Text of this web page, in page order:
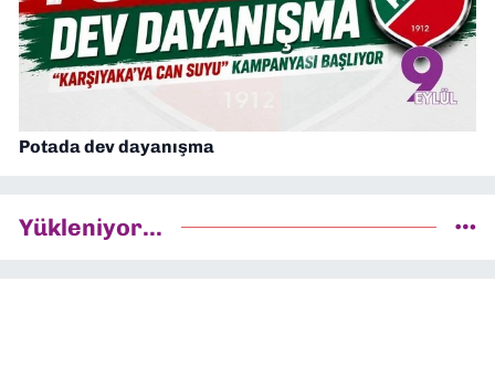
Potada dev dayanışma
Yükleniyor...